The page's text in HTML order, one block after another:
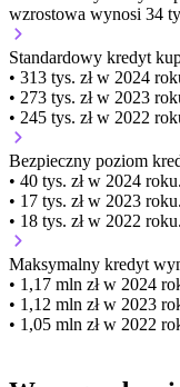
wzrostowa wynosi 34
Standardowy kredyt
• 313 tys. zł w 2024
• 273 tys. zł w 2023
• 245 tys. zł w 2022
Bezpieczny poziom
• 40 tys. zł w 2024 roku.
• 17 tys. zł w 2023 roku.
• 18 tys. zł w 2022 roku.
Maksymalny kredyt
• 1,17 mln zł w 2024
• 1,12 mln zł w 2023
• 1,05 mln zł w 2022